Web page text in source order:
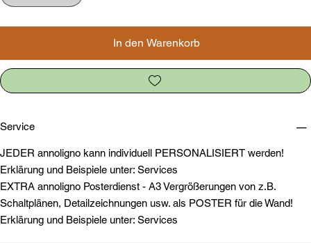
In den Warenkorb
Service
JEDER annoligno kann individuell PERSONALISIERT werden!
Erklärung und Beispiele unter: Services
EXTRA annoligno Posterdienst - A3 Vergrößerungen von z.B.
Schaltplänen, Detailzeichnungen usw. als POSTER für die Wand!
Erklärung und Beispiele unter: Services